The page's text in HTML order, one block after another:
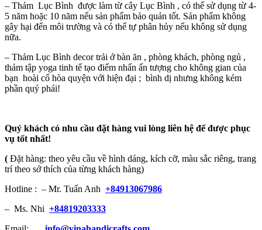
– Thảm Lục Bình được làm từ cây Lục Bình , có thể sử dụng từ 4-
5 năm hoặc 10 năm nếu sản phẩm bảo quản tốt. Sản phẩm không
gây hại đến môi trường và có thể tự phân hủy nếu không sử dụng
nữa.
– Thảm Lục Bình decor trải ở bàn ăn , phòng khách, phòng ngủ ,
thảm tập yoga tinh tế tạo điểm nhấn ấn tượng cho không gian của
bạn hoài cổ hòa quyện với hiện đại ; bình dị nhưng không kém
phần quý phái!
Quý khách có nhu cầu đặt hàng vui lòng liên hệ để được phục
vụ tốt nhất!
( Đặt hàng: theo yêu cầu về hình dáng, kích cỡ, màu sắc riêng, trang
trí theo sở thích của từng khách hàng)
Hotline : – Mr. Tuấn Anh +84913067986
– Ms. Nhi +84819203333